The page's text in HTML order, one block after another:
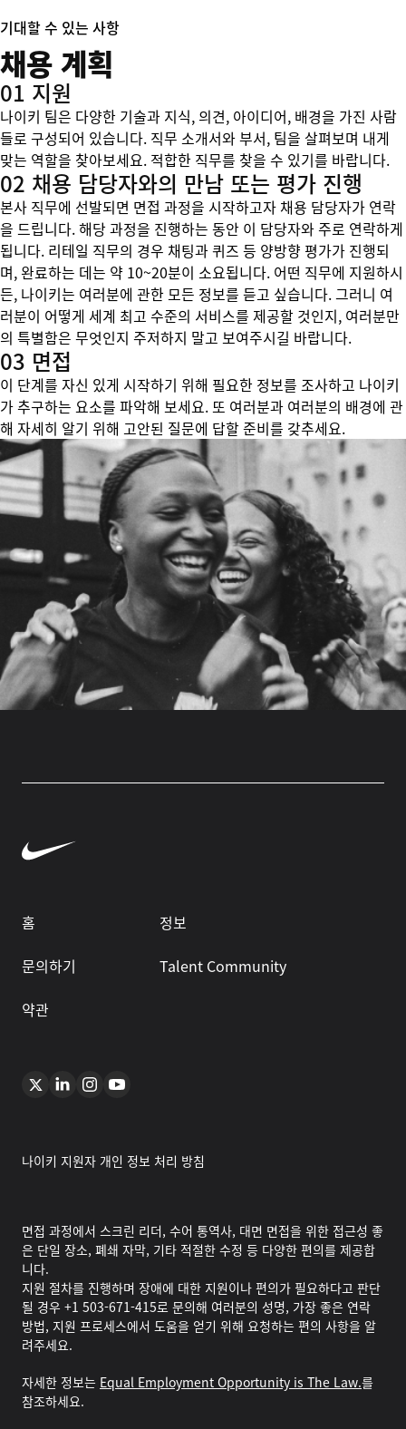
기대할 수 있는 사항
채용 계획
01 지원
나이키 팀은 다양한 기술과 지식, 의견, 아이디어, 배경을 가진 사람
들로 구성되어 있습니다. 직무 소개서와 부서, 팀을 살펴보며 내게
맞는 역할을 찾아보세요. 적합한 직무를 찾을 수 있기를 바랍니다.
02 채용 담당자와의 만남 또는 평가 진행
본사 직무에 선발되면 면접 과정을 시작하고자 채용 담당자가 연락
을 드립니다. 해당 과정을 진행하는 동안 이 담당자와 주로 연락하게
됩니다. 리테일 직무의 경우 채팅과 퀴즈 등 양방향 평가가 진행되
며, 완료하는 데는 약 10~20분이 소요됩니다. 어떤 직무에 지원하시
든, 나이키는 여러분에 관한 모든 정보를 듣고 싶습니다. 그러니 여
러분이 어떻게 세계 최고 수준의 서비스를 제공할 것인지, 여러분만
의 특별함은 무엇인지 주저하지 말고 보여주시길 바랍니다.
03 면접
이 단계를 자신 있게 시작하기 위해 필요한 정보를 조사하고 나이키
가 추구하는 요소를 파악해 보세요. 또 여러분과 여러분의 배경에 관
해 자세히 알기 위해 고안된 질문에 답할 준비를 갖추세요.
홈
정보
문의하기
Talent Community
약관
나이키 지원자 개인 정보 처리 방침
면접 과정에서 스크린 리더, 수어 통역사, 대면 면접을 위한 접근성 좋
은 단일 장소, 폐쇄 자막, 기타 적절한 수정 등 다양한 편의를 제공합
니다.
지원 절차를 진행하며 장애에 대한 지원이나 편의가 필요하다고 판단
될 경우 +1 503-671-415로 문의해 여러분의 성명, 가장 좋은 연락
방법, 지원 프로세스에서 도움을 얻기 위해 요청하는 편의 사항을 알
려주세요.
자세한 정보는 Equal Employment Opportunity is The Law.를
참조하세요.